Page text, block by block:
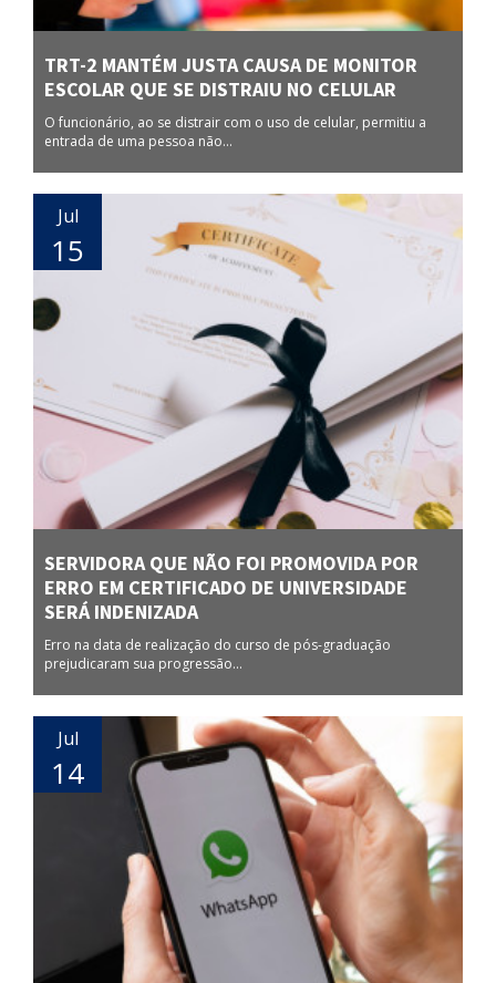
TRT-2 MANTÉM JUSTA CAUSA DE MONITOR
ESCOLAR QUE SE DISTRAIU NO CELULAR
O funcionário, ao se distrair com o uso de celular, permitiu a
entrada de uma pessoa não...
Jul
15
SERVIDORA QUE NÃO FOI PROMOVIDA POR
ERRO EM CERTIFICADO DE UNIVERSIDADE
SERÁ INDENIZADA
Erro na data de realização do curso de pós-graduação
prejudicaram sua progressão...
Jul
14